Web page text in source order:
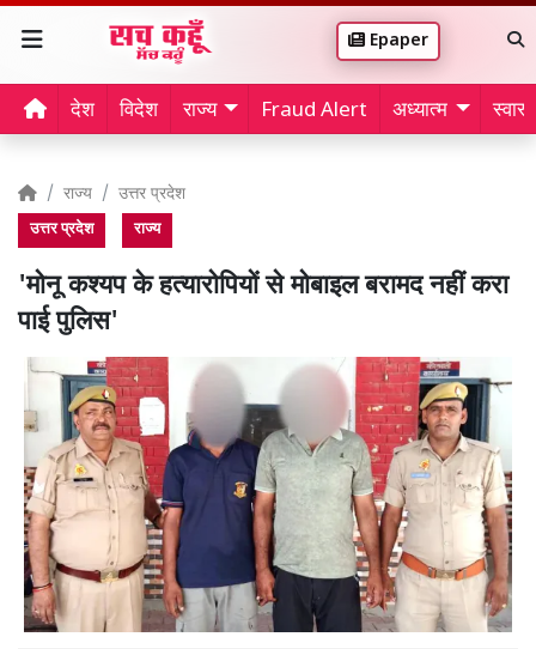
Epaper
देश विदेश राज्य Fraud Alert अध्यात्म
राज्य उत्तर प्रदेश
उत्तर प्रदेश राज्य
'मोनू कश्यप के हत्यारोपियों से मोबाइल बरामद नहीं करा
पाई पुलिस'